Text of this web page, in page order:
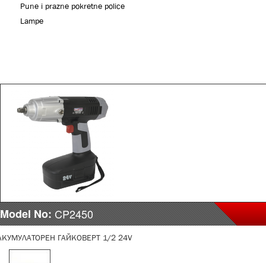
Pune i prazne pokretne police
Lampe
Model No:CP2450
ГАЙКОВЕРТ 1/2 24V